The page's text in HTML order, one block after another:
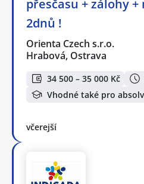
přesčasu + zálohy
2dnů !
Orienta Czech s.r.o.
Hrabová, Ostrava
34 500 – 35 000 Kč
Vhodné také pro
včerejší